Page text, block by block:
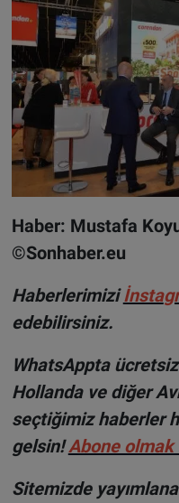
Haber: Mustafa
©Sonhaber.eu
Haberlerimizi İnsta
edebilirsiniz.
WhatsAppta
Hollanda ve diğer
seçtiğimiz haberler
gelsin!Abone olmak
Sitemizde